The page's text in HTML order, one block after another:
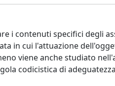
i contenuti specifici degli
in cui l'attuazione
viene anche studiato
codicistica di